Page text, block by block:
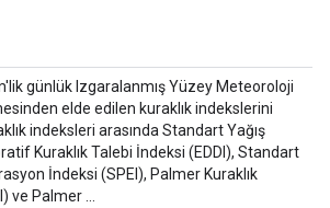
günlük Izgaralanmış Yüzey Meteoroloji
elde edilen kuraklık indekslerini
indeksleri arasında Standart Yağış
Kuraklık Talebi İndeksi (EDDI), Standart
İndeksi (SPEI), Palmer Kuraklık
ve Palmer …